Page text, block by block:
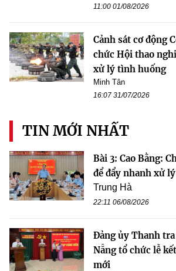
11:00 01/08/2026
Cảnh sát cơ động
chức Hội thao
xử lý tình huống
Minh Tân
16:07 31/07/2026
TIN MỚI NHẤT
Bài 3: Cao Bằng:
để đẩy nhanh xử
Trung Hà
22:11 06/08/2026
Đảng ủy Thanh
Nẵng tổ chức lễ
mới